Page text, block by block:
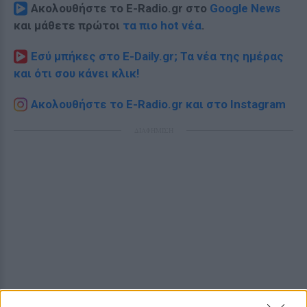
Ακολουθήστε το E-Radio.gr στο Google News
και μάθετε πρώτοι τα πιο hot νέα.
Εσύ μπήκες στο E-Daily.gr; Τα νέα της ημέρας
και ότι σου κάνει κλικ!
Ακολουθήστε το E-Radio.gr και στο Instagram